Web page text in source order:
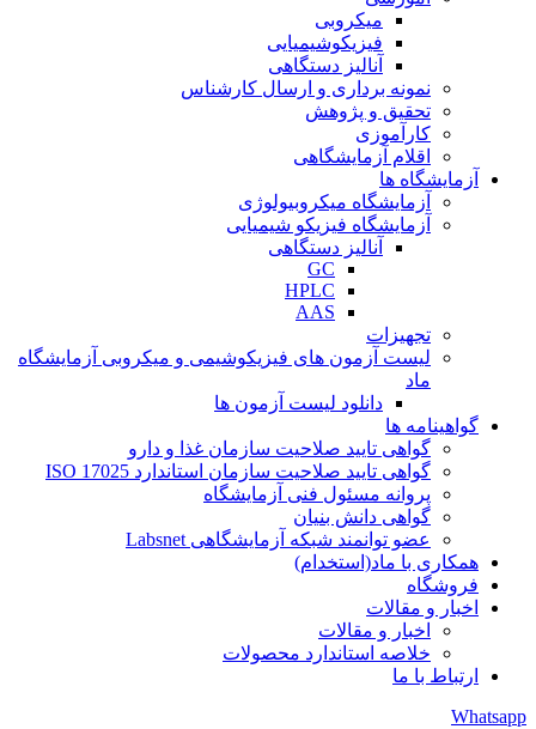
میکروبی
فیزیکوشیمیایی
آنالیز دستگاهی
نمونه برداری و ارسال کارشناس
تحقیق و پژوهش
کارآموزی
اقلام آزمایشگاهی
آزمایشگاه ها
آزمایشگاه میکروبیولوژی
آزمایشگاه فیزیکو شیمیایی
آنالیز دستگاهی
GC
HPLC
AAS
تجهیزات
لیست آزمون های فیزیکوشیمی و میکروبی آزمایشگاه
ماد
دانلود لیست آزمون ها
گواهینامه ها
گواهی تایید صلاحیت سازمان غذا و دارو
گواهی تایید صلاحیت سازمان استاندارد ISO 17025
پروانه مسئول فنی آزمایشگاه
گواهی دانش بنیان
عضو توانمند شبکه آزمایشگاهی Labsnet
همکاری با ماد(استخدام)
فروشگاه
اخبار و مقالات
اخبار و مقالات
خلاصه استاندارد محصولات
ارتباط با ما
Whatsapp